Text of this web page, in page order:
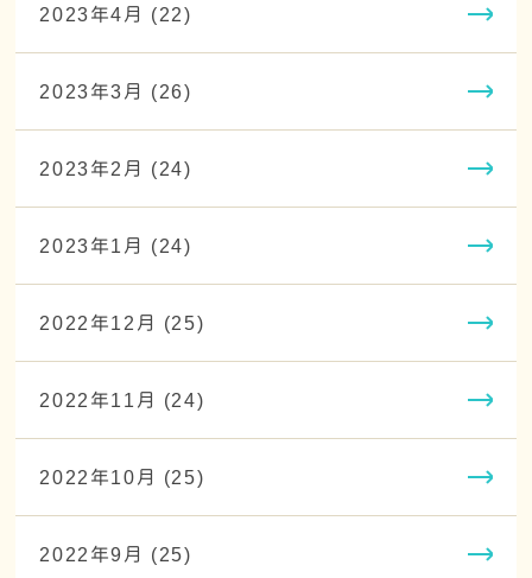
2023年4月 (22)
2023年3月 (26)
2023年2月 (24)
2023年1月 (24)
2022年12月 (25)
2022年11月 (24)
2022年10月 (25)
2022年9月 (25)